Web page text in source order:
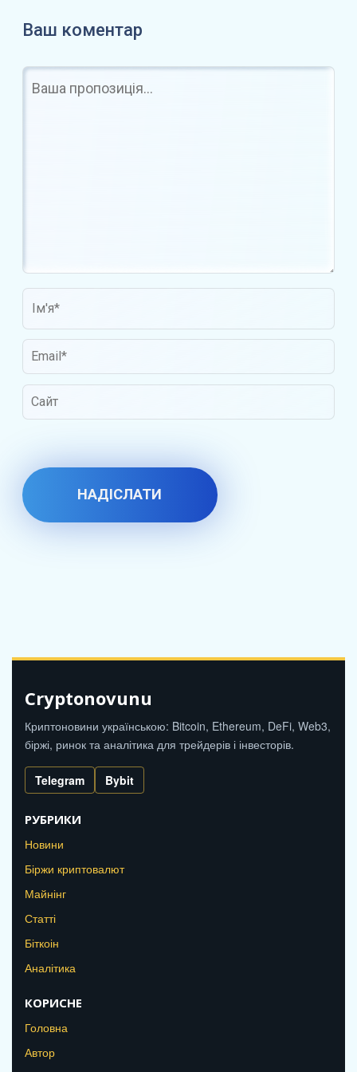
Ваш коментар
Cryptonovunu
Криптоновини українською: Bitcoin, Ethereum, DeFi, Web3,
біржі, ринок та аналітика для трейдерів і інвесторів.
Telegram Bybit
РУБРИКИ
Новини
Біржи криптовалют
Майнінг
Статті
Біткоін
Аналітика
КОРИСНЕ
Головна
Автор